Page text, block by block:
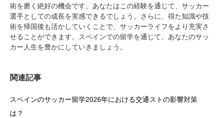
術を磨く絶好の機会です。あなたはこの経験を通じて、サッカー
選手としての成長を実感できるでしょう。さらに、得た知識や技
術を帰国後も活かしていくことで、サッカーライフをより充実さ
せることができます。スペインでの留学を通じて、あなたのサッ
カー人生を豊かにしていきましょう。
関連記事
スペインのサッカー留学2026年における交通ストの影響対策
は？